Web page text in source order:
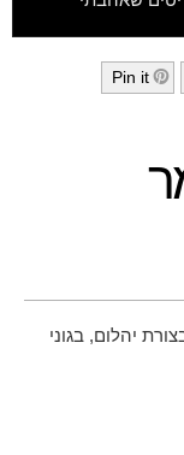
h
Pin it
יהלום, בגוני